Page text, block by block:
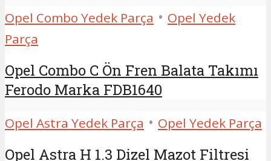
Opel Combo Yedek Parça • Opel Yedek
Parça
Opel Combo C Ön Fren Balata Takımı
Ferodo Marka FDB1640
Opel Astra Yedek Parça • Opel Yedek Parça
Opel Astra H 1.3 Dizel Mazot Filtresi